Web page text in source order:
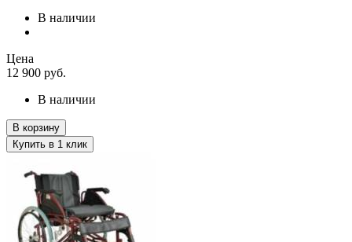
В наличии
Цена
12 900 руб.
В наличии
В корзину
Купить в 1 клик